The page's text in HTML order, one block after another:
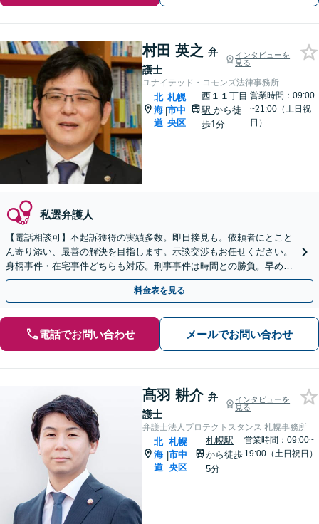
村田 英之 弁
護士
インタビューを
見る
ユナイテッド・コモンズ法律事務所
北
海
道
|
札幌
市中
央区
西１１丁目
駅から徒
歩1分
営業時間：09:00
~21:00（土日祝
日）
私選弁護人
【電話相談可】不起訴獲得の実績多数。即日接見も。依頼者にとこと
ん寄り添い、最善の解決を目指します。示談交渉もお任せください。
身柄事件・在宅事件どちらも対応。刑事事件は時間との勝負。早めに
ご相談ください【夜間・休日対応】
料金表を見る
電話でお問い合わせ メールでお問い合わせ
髙羽 耕介 弁
護士
インタビューを
見る
弁護士法人プロテクトスタンス 札幌事務所
北
海
道
|
札幌
市中
央区
札幌駅
から徒歩
5分
営業時間：09:00~
19:00（土日祝日）